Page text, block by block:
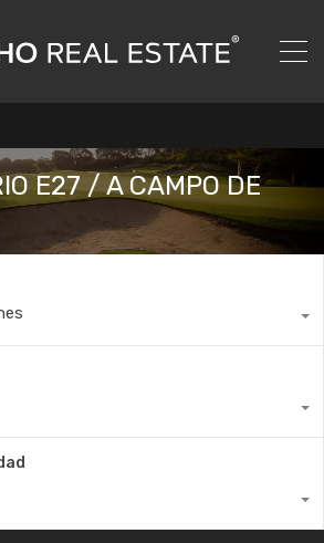
E27 / A CAMPO DE